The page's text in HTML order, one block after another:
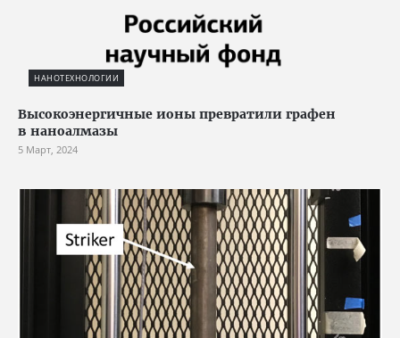
НАНОТЕХНОЛОГИИ
Высокоэнергичные ионы превратили графен
в наноалмазы
5 Март, 2024